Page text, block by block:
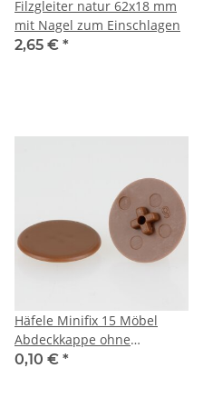
Filzgleiter natur 62x18 mm
mit Nagel zum Einschlagen
2,65 € *
Häfele Minifix 15 Möbel
Abdeckkappe ohne
Abdeckrand 17mm braun
0,10 € *